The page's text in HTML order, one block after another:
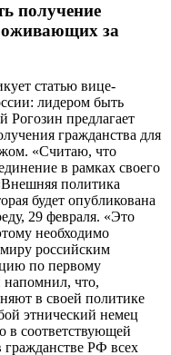
получение
за
статью вице-
лидером быть
предлагает
гражданства для
«Считаю, что
в рамках своего
политика
будет опубликована
29 февраля. «Это
необходимо
российским
по первому
что,
в своей политике
этнический немец
в соответствующей
РФ всех